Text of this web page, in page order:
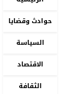
حوادث وقضايا
السياسة
الاقتصاد
الثقافة